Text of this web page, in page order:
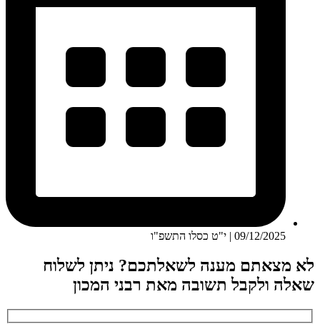
09/12/2025 | י"ט כסלו התשפ"ו
לא מצאתם מענה לשאלתכם? ניתן לשלוח
שאלה ולקבל תשובה מאת רבני המכון